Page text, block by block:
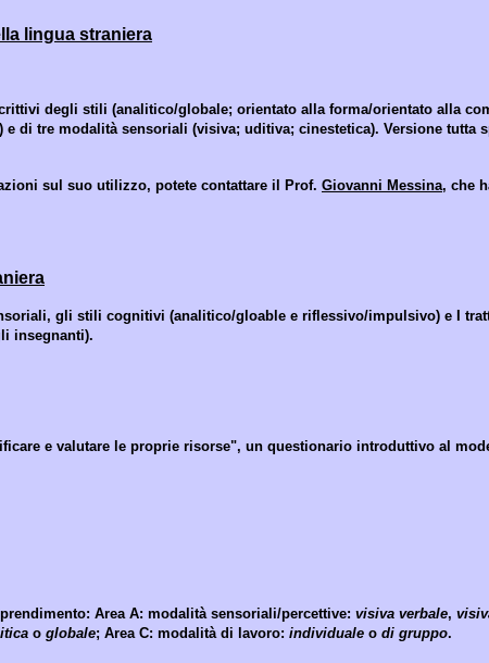
lingua straniera
degli stili (analitico/globale; orientato alla forma/orientato alla
tre modalità sensoriali (visiva; uditiva; cinestetica). Versione tutta
sul suo utilizzo, potete contattare il Prof. Giovanni Messina, che
gli stili cognitivi (analitico/gloable e riflessivo/impulsivo) e I
insegnanti).
e valutare le proprie risorse", un questionario introduttivo al
Area A: modalità sensoriali/percettive: visiva verbale,
o globale; Area C: modalità di lavoro: individuale o di gruppo.